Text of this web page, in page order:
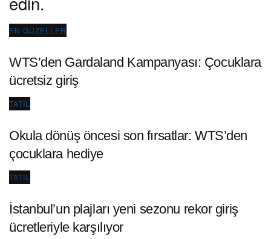
EN GÜZELLER
WTS’den Gardaland Kampanyası: Çocuklara
ücretsiz giriş
TATIL
Okula dönüş öncesi son fırsatlar: WTS’den
çocuklara hediye
TATIL
İstanbul’un plajları yeni sezonu rekor giriş
ücretleriyle karşılıyor